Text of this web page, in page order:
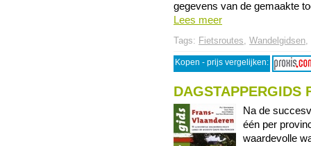
gegevens van de gemaakte
Lees meer
Tags: Fietsroutes, Wandelgidsen,
Kopen - prijs vergelijken:
DAGSTAPPERGIDS
Na de
één per
waardevolle